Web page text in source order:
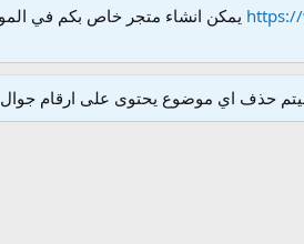
يمكن انشاء متجر خاص بكم في
حذف اي موضوع يحتوى على ارقام